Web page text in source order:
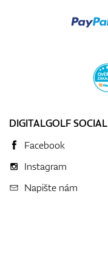
DIGITALGOLF SOCIAL
Facebook
Instagram
Napište nám